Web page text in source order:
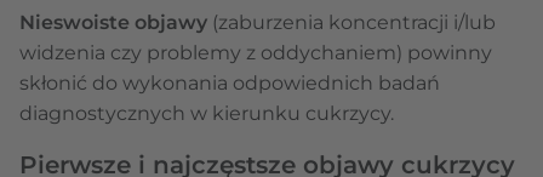
Nieswoiste objawy (zaburzenia koncentracji i/lub
widzenia czy problemy z oddychaniem) powinny
skłonić do wykonania odpowiednich badań
diagnostycznych w kierunku cukrzycy.
Pierwsze i najczęstsze objawy cukrzycy